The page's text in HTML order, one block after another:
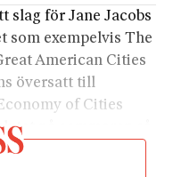
slag för Jane Jacobs
som exempelvis The
American Cities
översatt till
of Cities
på sommaren så
of Nations från